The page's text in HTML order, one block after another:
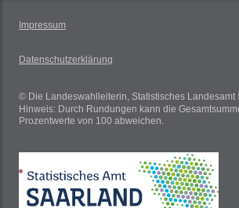
Impressum
Datenschutzerklärung
© Die Landeswahlleiterin, Statistisches Landesamt
Hinweis: Durch Rundungen kann die
Prozentwerte von 100 abweichen.